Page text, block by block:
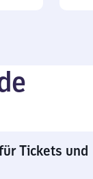
Tickets und